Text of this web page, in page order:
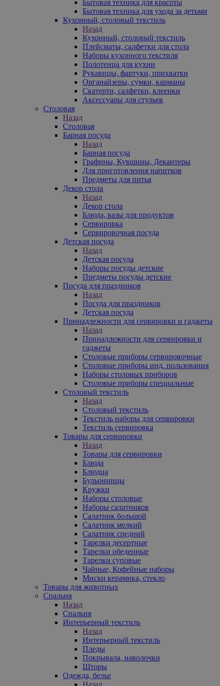
Бытовая техника для красоты
Бытовая техника для ухода за детьми
Кухонный, столовый текстиль
Назад
Кухонный, столовый текстиль
Плейсматы, салфетки для стола
Наборы кухонного текстиля
Полотенца для кухни
Рукавицы, фартуки, прихватки
Органайзеры, сумки, карманы
Скатерти, салфетки, клеенки
Аксессуары для стульев
Столовая
Назад
Столовая
Барная посуда
Назад
Барная посуда
Графины, Кувшины, Декантеры
Для приготовления напитков
Предметы для питья
Декор стола
Назад
Декор стола
Блюда, вазы для продуктов
Сервировка
Сервировочная посуда
Детская посуда
Назад
Детская посуда
Наборы посуды детские
Предметы посуды детские
Посуда для праздников
Назад
Посуда для праздников
Детская посуда
Принадлежности для сервировки и гаджеты
Назад
Принадлежности для сервировки и
гаджеты
Столовые приборы сервировочные
Столовые приборы инд. пользования
Наборы столовых приборов
Столовые приборы специальные
Столовый текстиль
Назад
Столовый текстиль
Текстиль наборы для сервировки
Текстиль сервировка
Товары для сервировки
Назад
Товары для сервировки
Блюда
Блюдца
Бульонницы
Кружки
Наборы столовые
Наборы салатников
Салатник большой
Салатник мелкий
Салатник средний
Тарелки десертные
Тарелки обеденные
Тарелки суповые
Чайные, Кофейные наборы
Миски керамика, стекло
Товары для животных
Спальня
Назад
Спальня
Интерьерный текстиль
Назад
Интерьерный текстиль
Пледы
Покрывала, наволочки
Шторы
Одежда, белье
Назад